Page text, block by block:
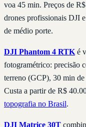
voa 45 min. Preços de
drones profissionais DJI
de médio porte.
DJI Phantom 4 RTK é
fotogramétrico: precisão
terreno (GCP), 30 min
Custa a partir de R$
topografia no Brasil.
DJI Matrice 30T